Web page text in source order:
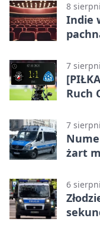
8
Indie
7
Ruch
7
żart
6